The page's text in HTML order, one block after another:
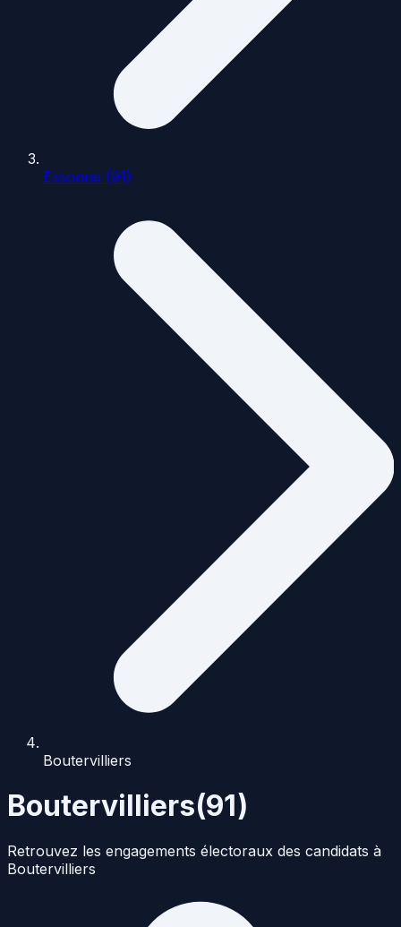
Essonne (91)
Boutervilliers
Boutervilliers(91)
Retrouvez les engagements électoraux des candidats à
Boutervilliers